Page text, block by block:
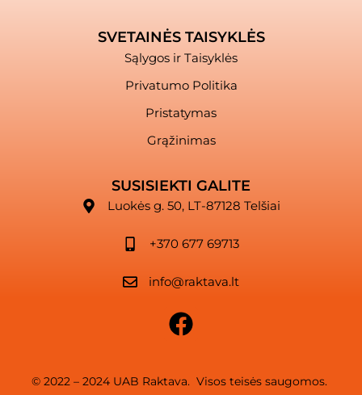
SVETAINĖS TAISYKLĖS
Sąlygos ir Taisyklės
Privatumo Politika
Pristatymas
Grąžinimas
SUSISIEKTI GALITE
Luokės g. 50, LT-87128 Telšiai
+370 677 69713
info@raktava.lt
© 2022 – 2024 UAB Raktava. Visos teisės saugomos.